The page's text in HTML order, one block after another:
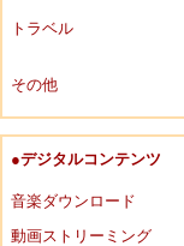
トラベル
その他
●デジタルコンテンツ
音楽ダウンロード
動画ストリーミング